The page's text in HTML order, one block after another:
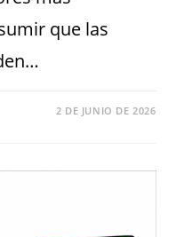
que las
2 DE JUNIO DE 2026